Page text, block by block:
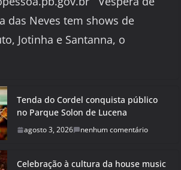
das Neves tem shows de
Jotinha e Santanna, o
Tenda do Cordel conquista público
no Parque Solon de Lucena
agosto 3, 2026 nenhum comentário
Celebração à cultura da house music